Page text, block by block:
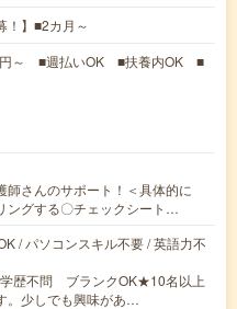
！】■2カ月～
円～ ■週払いOK ■扶養内OK ■
さんのサポート！＜具体的に
ングする〇チェックシート…
/ パソコンスキル不要 / 英語力不
学歴不問 ブランクOK★10名以上
。少しでも興味があ…